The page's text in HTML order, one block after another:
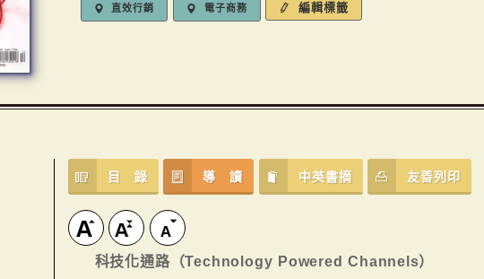
直效行銷 電子商務 編輯標籤
目 錄 導 讀 中英書摘 友善列印
科技化通路（Technology Powered Channels）